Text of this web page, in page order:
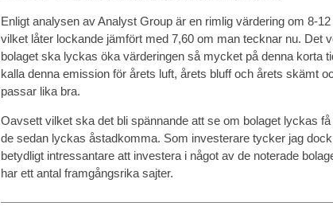
Enligt analysen av Analyst Group är en rimlig värdering om 8-
vilket låter lockande jämfört med 7,60 om man tecknar nu. Det
bolaget ska lyckas öka värderingen så mycket på denna korta
kalla denna emission för årets luft, årets bluff och årets skämt
passar lika bra.
Oavsett vilket ska det bli spännande att se om bolaget lyckas
de sedan lyckas åstadkomma. Som investerare tycker jag
betydligt intressantare att investera i något av de noterade
har ett antal framgångsrika sajter.